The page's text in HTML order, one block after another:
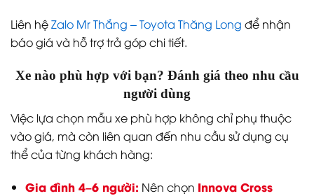
Liên hệZalo Mr Thắng – Toyota Thăng Long để nhận
báo giá và hỗ trợ trả góp chi tiết.
Xe nào phù hợp với bạn? Đánh giá theo nhu cầu
người dùng
Việc lựa chọn mẫu xe phù hợp không chỉ phụ thuộc
vào giá, mà còn liên quan đến nhu cầu sử dụng cụ
thể của từng khách hàng:
Gia đình 4–6 người: Nên chọn Innova Cross